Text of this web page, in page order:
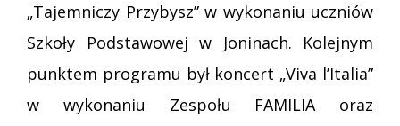
„Tajemniczy Przybysz” w wykonaniu uczniów
Szkoły Podstawowej w Joninach. Kolejnym
punktem programu był koncert „Viva l’Italia”
w wykonaniu Zespołu FAMILIA oraz